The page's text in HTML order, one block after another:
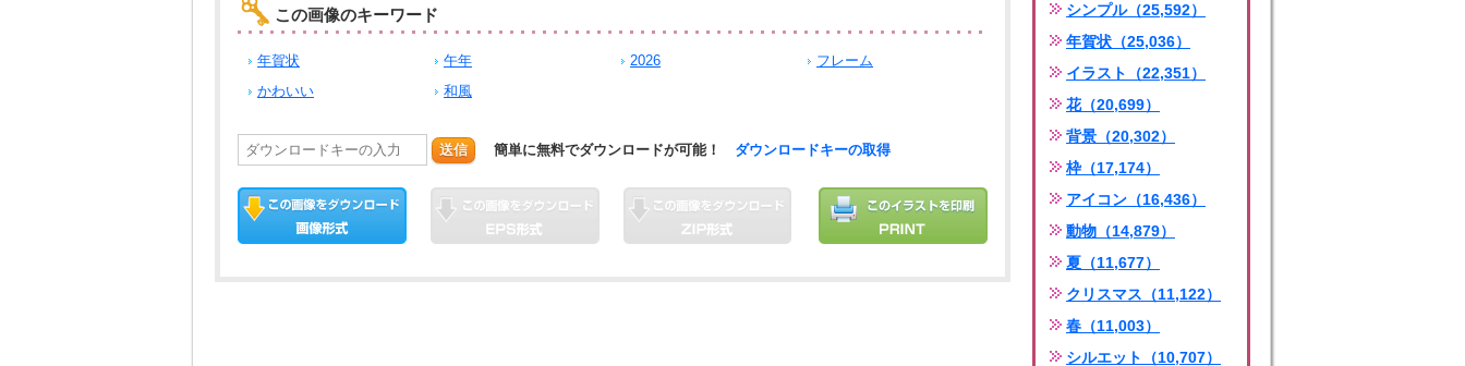
この画像のキーワード
年賀状 午年 2026
フレーム
かわいい
和風
送信 簡単に無料でダウンロードが可能！ ダウンロードキーの取得
シンプル（25,592）
年賀状（25,036）
イラスト（22,351）
花（20,699）
背景（20,302）
枠（17,174）
アイコン（16,436）
動物（14,879）
夏（11,677）
クリスマス（11,122）
春（11,003）
シルエット（10,707）